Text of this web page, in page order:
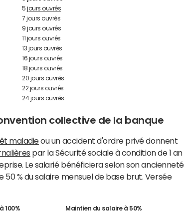
5jours ouvrés
7 jours ouvrés
9 jours ouvrés
11 jours ouvrés
13 jours ouvrés
16 jours ouvrés
18 jours ouvrés
20 jours ouvrés
22 jours ouvrés
24 jours ouvrés
collective de la banque
maladieou un accident d'ordre privé donnent
par la Sécurité sociale à condition de 1 an
Le salarié bénéficiera selon son ancienneté
50 % du salaire mensuel de base brut. Versée
100%
Maintien du salaire à 50%